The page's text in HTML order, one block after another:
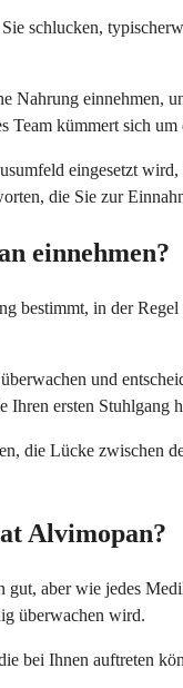
schlucken,
Nahrung einnehmen,
kümmert sich
eingesetzt
die Sie zur
einnehmen?
in der Regel
und
Ihren ersten
die Lücke zwischen
Alvimopan?
aber wie jedes
überwachen wird.
bei Ihnen auftreten